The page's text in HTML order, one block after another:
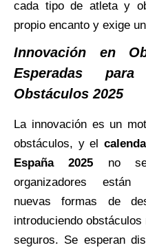
cada tipo de atleta y
propio encanto y exige
Innovación en
Esperadas
Obstáculos 2025
La innovación es un
obstáculos, y el
España 2025 no
organizadores están
nuevas formas de
introduciendo
seguros. Se esperan